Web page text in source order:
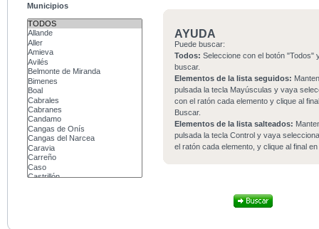
Municipios
AYUDA
Puede buscar:
Todos: Seleccione con el botón "Todos"
buscar.
Elementos de la lista seguidos:
pulsada la tecla Mayúsculas y vaya
con el ratón cada elemento y clique al
Buscar.
Elementos de la lista salteados:
pulsada la tecla Control y vaya
el ratón cada elemento, y clique al final